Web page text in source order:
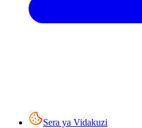
Sera ya Vidakuzi